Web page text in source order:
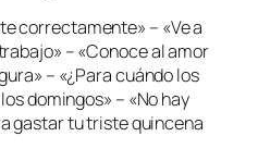
correctamente» – «Ve a
– «Conoce al amor
– «¿Para cuándo los
domingos» – «No hay
gastar tu triste quincena